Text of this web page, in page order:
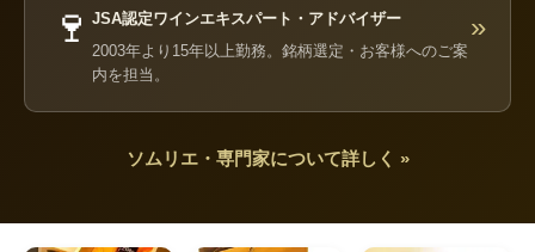
🍷 JSA認定ワインエキスパート・アドバイザー
2003年より15年以上勤務。銘柄選定・お客様へのご案
内を担当。
»
ソムリエ・専門家について詳しく »